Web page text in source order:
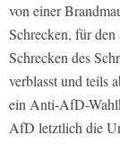
von einer
Schrecken, für
Schrecken des
verblasst und teils
ein Anti-AfD-
AfD letztlich die